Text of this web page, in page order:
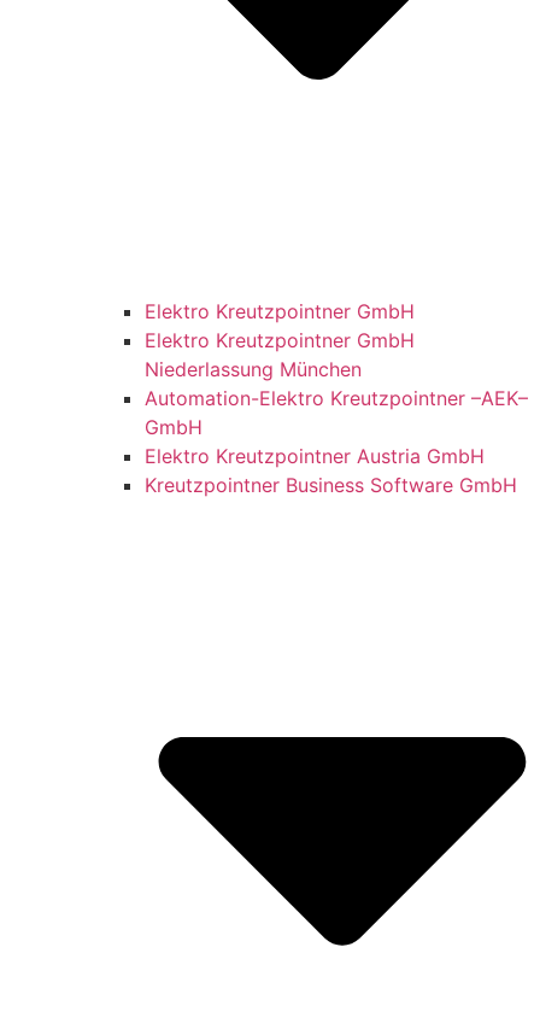
Elektro Kreutzpointner GmbH
Elektro Kreutzpointner GmbH
Niederlassung München
Automation-Elektro Kreutzpointner –AEK–
GmbH
Elektro Kreutzpointner Austria GmbH
Kreutzpointner Business Software GmbH